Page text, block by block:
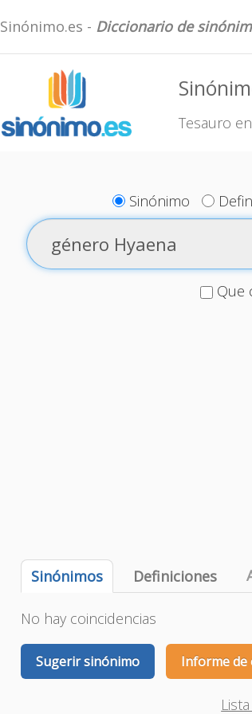
Sinónimo.es - Diccionario de
Tesauro
Sinónimo
Que
Sinónimos Definiciones
No hay coincidencias
Sugerir sinónimo Informe